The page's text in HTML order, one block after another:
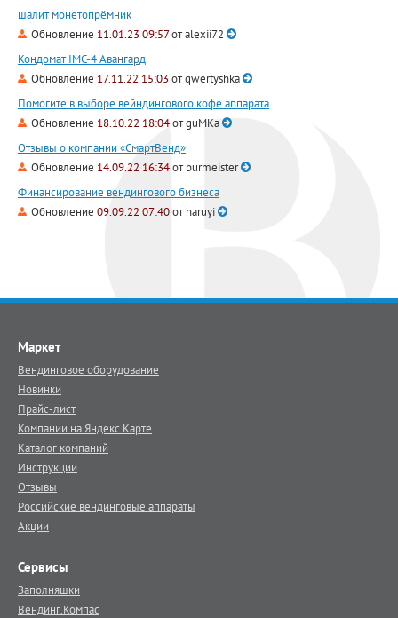
шалит монетопрёмник
Обновление 11.01.23 09:57отalexii72
Кондомат IMC-4 Авангард
Обновление 17.11.22 15:03 отqwertyshka
Помогите в выборе вейндингового кофе аппарата
Обновление 18.10.22 18:04отguMKa
Отзывы о компании «СмартВенд»
Обновление 14.09.22 16:34отburmeister
Финансирование вендингового бизнеса
Обновление 09.09.22 07:40отnaruyi
Маркет
Вендинговое оборудование
Новинки
Прайс-лист
Компании на Яндекс.Карте
Каталог компаний
Инструкции
Отзывы
Российские вендинговые аппараты
Акции
Сервисы
Заполняшки
Вендинг.Компас